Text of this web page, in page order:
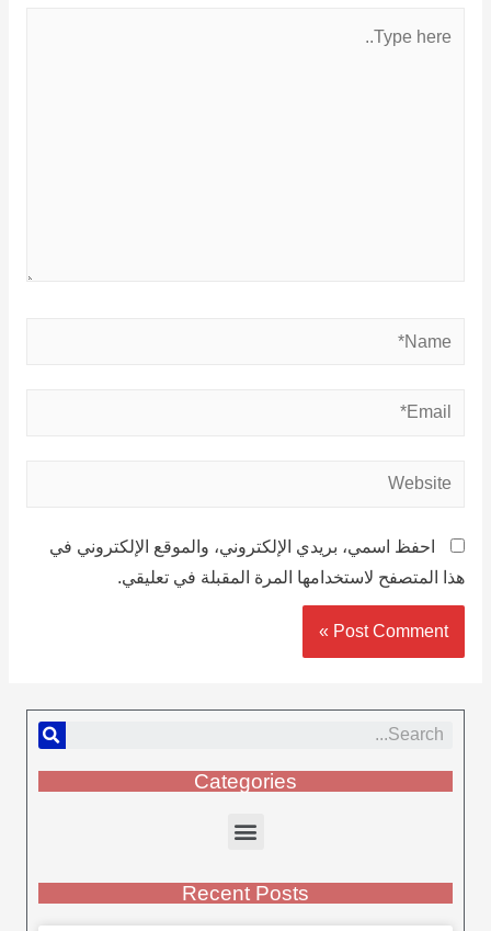
احفظ اسمي، بريدي الإلكتروني، والموقع الإلكتروني في
هذا المتصفح لاستخدامها المرة المقبلة في تعليقي.
Categories
Recent Posts